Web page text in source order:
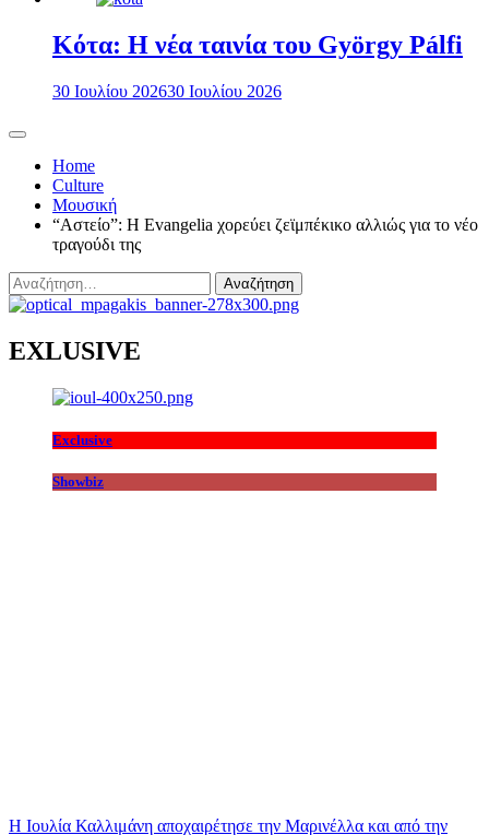
Κότα: Η νέα ταινία του György Pálfi
30 Ιουλίου 202630 Ιουλίου 2026
Home
Culture
Μουσική
“Αστείο”: H Evangelia χορεύει ζεϊμπέκικο αλλιώς για το νέο
τραγούδι της
Αναζήτηση
για:
EXLUSIVE
Exclusive
Showbiz
Η Ιουλία Καλλιμάνη αποχαιρέτησε την Μαρινέλλα και από την